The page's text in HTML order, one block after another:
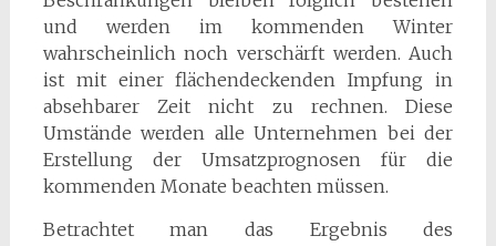
und werden im kommenden Winter
wahrscheinlich noch verschärft werden. Auch
ist mit einer flächendeckenden Impfung in
absehbarer Zeit nicht zu rechnen. Diese
Umstände werden alle Unternehmen bei der
Erstellung der Umsatzprognosen für die
kommenden Monate beachten müssen.
Betrachtet man das Ergebnis des